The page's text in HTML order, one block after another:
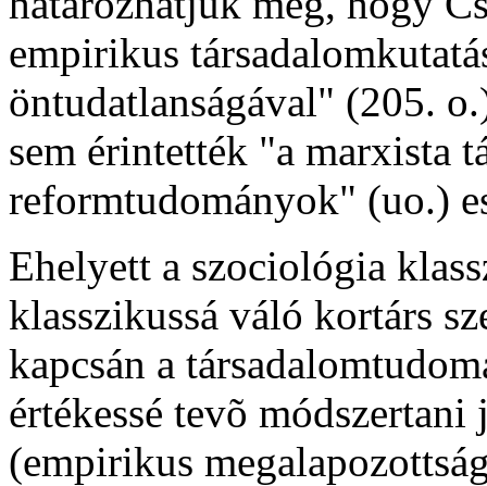
empirikus
öntudatlanságával" (205.
sem érintették "a marxista
reformtudományok" (uo.)
Ehelyett a szociológia
klasszikussá váló kortárs
kapcsán a
értékessé tevõ
(empirikus